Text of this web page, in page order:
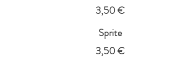
3,50 €
Sprite
3,50 €